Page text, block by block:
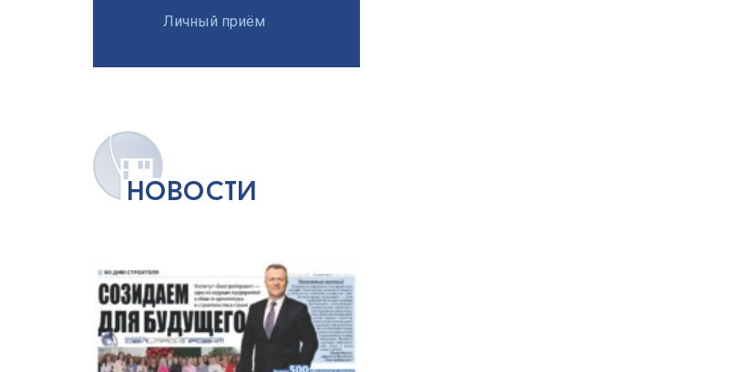
Личный приём
новости